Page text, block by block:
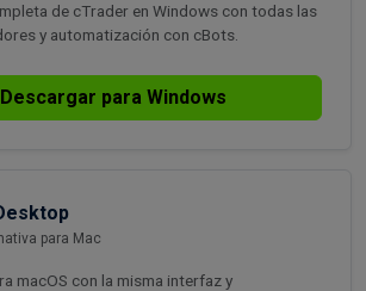
de cTrader en Windows con todas las
y automatización con cBots.
Descargar para Windows
para Mac
macOS con la misma interfaz y